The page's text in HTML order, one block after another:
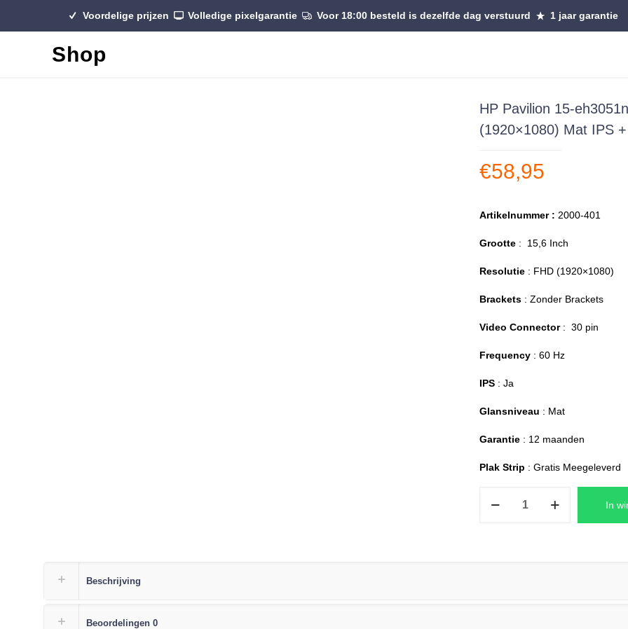
Voordelige prijzen Volledige pixelgarantie Voor 18:00 besteld is dezelfde dag verstuurd 1 jaar garantie
Shop
HP Pavilion 15-
(1920×1080) Mat IPS
€58,95
Artikelnummer : 2000-401
Grootte : 15,6 Inch
Resolutie : FHD (1920×1080)
Brackets : Zonder Brackets
Video Connector: 30 pin
Frequency : 60 Hz
IPS : Ja
Glansniveau : Mat
Garantie : 12 maanden
Plak Strip : Gratis Meegeleverd
In
Beschrijving
Beoordelingen 0